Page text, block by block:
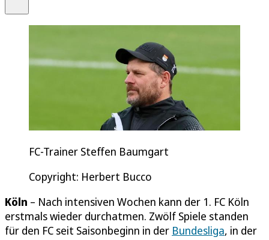
FC-Trainer Steffen Baumgart
Copyright: Herbert Bucco
Köln – Nach intensiven Wochen kann der 1. FC Köln
erstmals wieder durchatmen. Zwölf Spiele standen
für den FC seit Saisonbeginn in der Bundesliga, in der